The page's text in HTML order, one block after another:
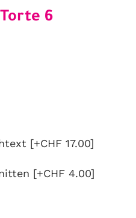
6
[+CHF 17.00]
[+CHF 4.00]